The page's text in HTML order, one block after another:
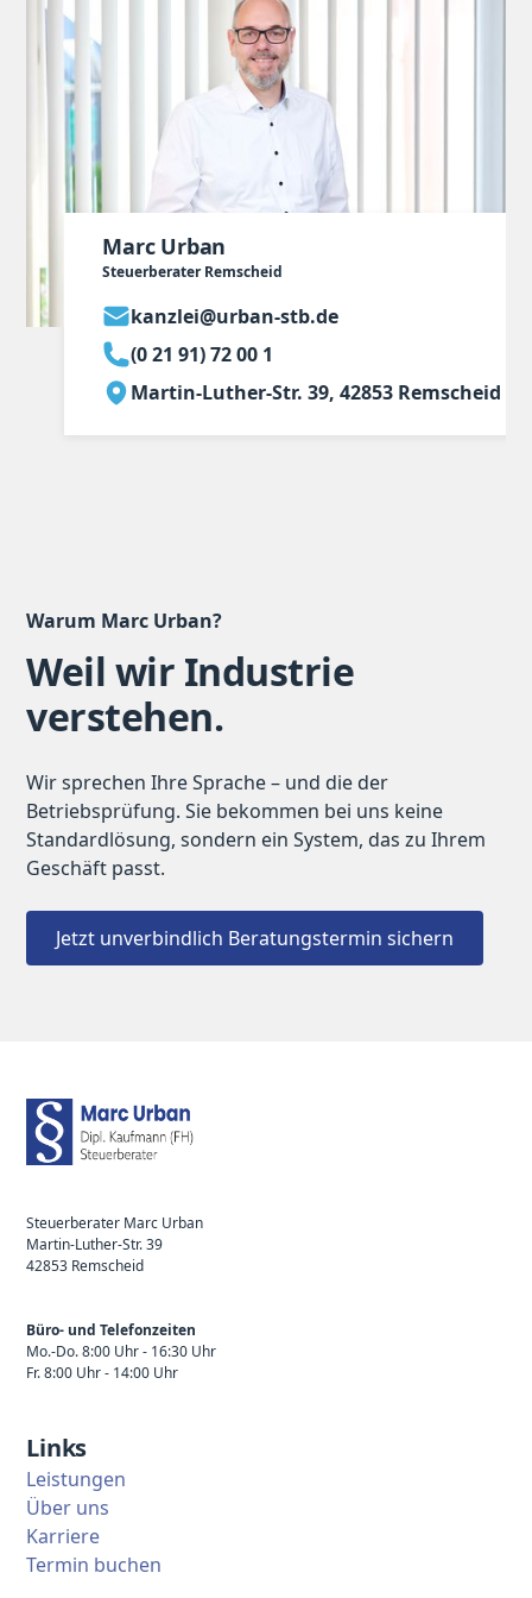
Marc Urban
Steuerberater Remscheid
kanzlei@urban-stb.de
(0 21 91) 72 00 1
Martin-Luther-Str. 39, 42853 Remscheid
Warum Marc Urban?
Weil wir Industrie
verstehen.
Wir sprechen Ihre Sprache – und die der
Betriebsprüfung. Sie bekommen bei uns keine
Standardlösung, sondern ein System, das zu Ihrem
Geschäft passt.
Jetzt unverbindlich Beratungstermin sichern
Steuerberater Marc Urban
Martin-Luther-Str. 39
42853 Remscheid
Büro- und Telefonzeiten
Mo.-Do. 8:00 Uhr - 16:30 Uhr
Fr. 8:00 Uhr - 14:00 Uhr
Links
Leistungen
Über uns
Karriere
Termin buchen